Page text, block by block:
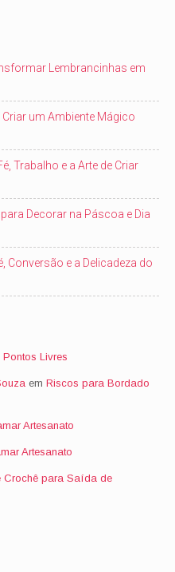
Lembrancinhas em
um Ambiente Mágico
Trabalho e a Arte de Criar
Decorar na Páscoa e Dia
Conversão e a Delicadeza do
Livres
em Riscos para Bordado
Artesanato
Artesanato
Crochê para Saída de